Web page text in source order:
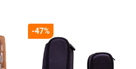
-47%